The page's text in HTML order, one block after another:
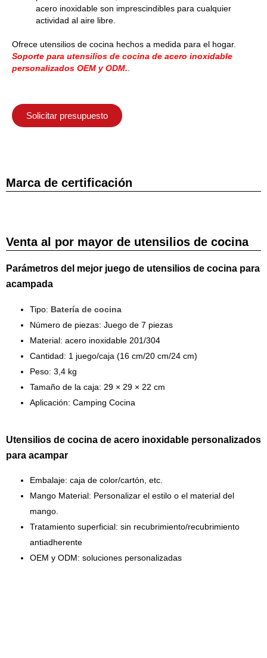
acero inoxidable son imprescindibles para cualquier
actividad al aire libre.
Ofrece utensilios de cocina hechos a medida para el hogar.
Soporte para utensilios de cocina de acero inoxidable
personalizados OEM y ODM.
Solicitar presupuesto
Marca de certificación
Venta al por mayor de utensilios de cocina
Parámetros del mejor juego de utensilios de cocina para
acampada
Tipo: Batería de cocina
Número de piezas: Juego de 7 piezas
Material: acero inoxidable 201/304
Cantidad: 1 juego/caja (16 cm/20 cm/24 cm)
Peso: 3,4 kg
Tamaño de la caja: 29 × 29 × 22 cm
Aplicación: Camping Cocina
Utensilios de cocina de acero inoxidable personalizados
para acampar
Embalaje: caja de color/cartón, etc.
Mango Material: Personalizar el estilo o el material del
mango.
Tratamiento superficial: sin recubrimiento/recubrimiento
antiadherente
OEM y ODM: soluciones personalizadas